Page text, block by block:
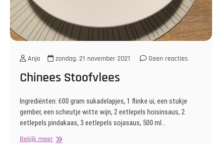
Anja zondag, 21 november 2021 Geen reacties
Chinees Stoofvlees
Ingrediënten: 600 gram sukadelapjes, 1 flinke ui, een stukje
gember, een scheutje witte wijn, 2 eetlepels hoisinsaus, 2
eetlepels pindakaas, 3 eetlepels sojasaus, 500 ml…
Bekijk meerChinees